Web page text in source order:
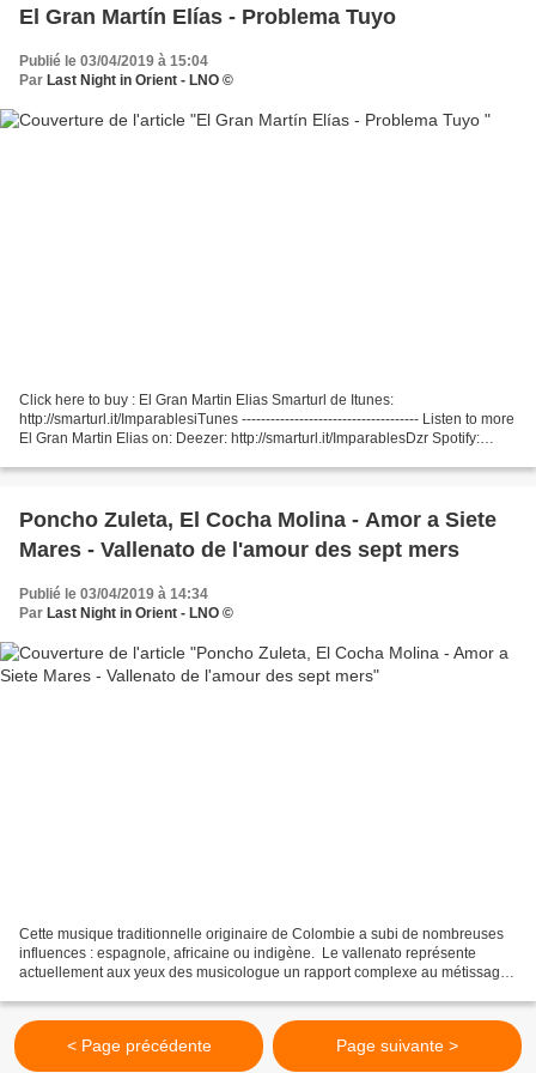
El Gran Martín Elías - Problema Tuyo
Publié le 03/04/2019 à 15:04
Par Last Night in Orient - LNO ©
Click here to buy : El Gran Martin Elias Smarturl de Itunes:
http://smarturl.it/ImparablesiTunes ------------------------------------- Listen to more
El Gran Martin Elias on: Deezer: http://smarturl.it/ImparablesDzr Spotify:
Poncho Zuleta, El Cocha Molina - Amor a Siete
Mares - Vallenato de l'amour des sept mers
Publié le 03/04/2019 à 14:34
Par Last Night in Orient - LNO ©
Cette musique traditionnelle originaire de Colombie a subi de nombreuses
influences : espagnole, africaine ou indigène. Le vallenato représente
actuellement aux yeux des musicologue un rapport complexe au métissage
< Page précédente Page suivante >